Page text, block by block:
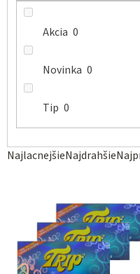
R
NajlacnejšieNajdrahšie
Akcia 0
Novinka 0
Tip 0